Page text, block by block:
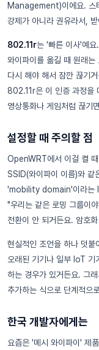
Management)이에요. 스
강제가 아니라 권유라서,
802.11r는 '빠른 이사'예
와이파이를 옮길 때 원래는
다시 해야 해서 잠깐 끊기
802.11r은 이 인증 과정을
영상통화나 게임처럼 끊기
설정할 때 주의할 점
OpenWRT에서 이걸 켤
SSID(와이파이 이름)와 같
'mobility domain'이라는
"우리는 같은 로밍 그룹이
전환이 안 되거든요. 암호
현실적인 조언을 하나 덧
오래된 기기나 일부 IoT
하는 경우가 있거든요. 그
추가하는 식으로 단계적으
한국 개발자에게는
요즘은 '메시 와이파이' 제